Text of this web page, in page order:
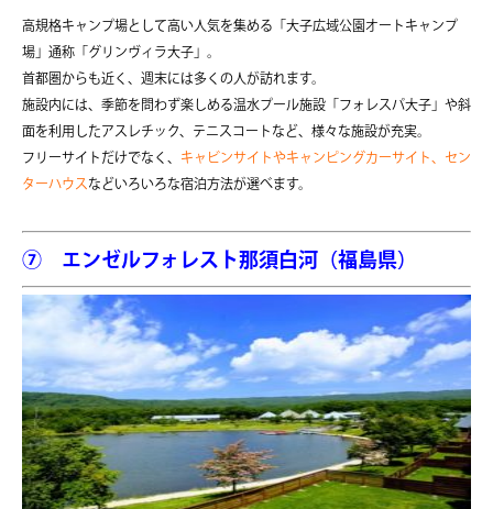
高規格キャンプ場として高い人気を集める「大子広域公園オートキャンプ
場」通称「グリンヴィラ大子」。
首都圏からも近く、週末には多くの人が訪れます。
施設内には、季節を問わず楽しめる温水プール施設「フォレスパ大子」や斜
面を利用したアスレチック、テニスコートなど、様々な施設が充実。
フリーサイトだけでなく、 キャビンサイトやキャンピングカーサイト、セン
ターハウスなどいろいろな宿泊方法が選べます。
⑦ エンゼルフォレスト那須白河（福島県）